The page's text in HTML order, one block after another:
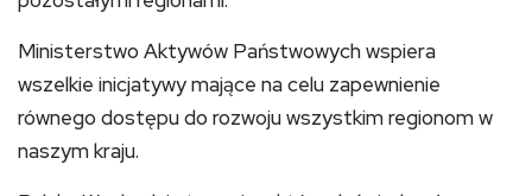
Ministerstwo Aktywów Państwowych wspiera
wszelkie inicjatywy mające na celu zapewnienie
równego dostępu do rozwoju wszystkim regionom w
naszym kraju.